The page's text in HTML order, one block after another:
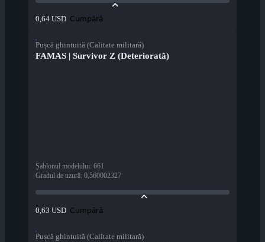
0,64 USD Cumpără
Pușcă ghintuită (Calitate militară)
FAMAS | Survivor Z (Deteriorată)
Șablonul modelului: 661
Gradul de uzură: 0,560002327
0,63 USD Cumpără
Pușcă ghintuită (Calitate militară)